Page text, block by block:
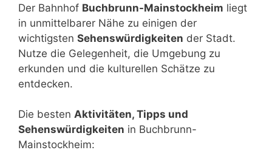
Der Bahnhof Buchbrunn-Mainstockheim liegt
in unmittelbarer Nähe zu einigen der
wichtigsten Sehenswürdigkeiten der Stadt.
Nutze die Gelegenheit, die Umgebung zu
erkunden und die kulturellen Schätze zu
entdecken.
Die besten Aktivitäten, Tipps und
Sehenswürdigkeiten in Buchbrunn-
Mainstockheim: